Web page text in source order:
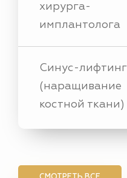
хирурга-
имплантолога
Синус-лифтинг
(наращивание
костной ткани)